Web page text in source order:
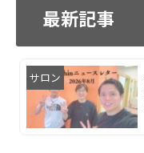
最新記事
サロン